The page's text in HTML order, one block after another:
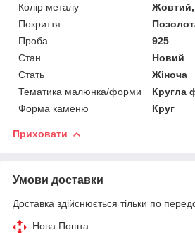
Колір металу
Жовтий,
Покриття
Проба
925
Стан
Новий
Стать
Жіноча
Тематика малюнка/форми
Кругла
Форма каменю
Круг
Приховати
Умови доставки
Доставка здійснюється тільки по
Нова Пошта